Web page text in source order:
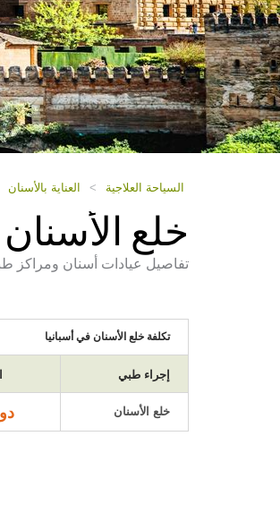
السياحة العلاجية > العناية بالأسنان
خلع
تفاصيل عيادات أسنان ومراكز
تكلفة خلع الأسنان في أسبانيا
إجراء طبي
خلع الأسنان